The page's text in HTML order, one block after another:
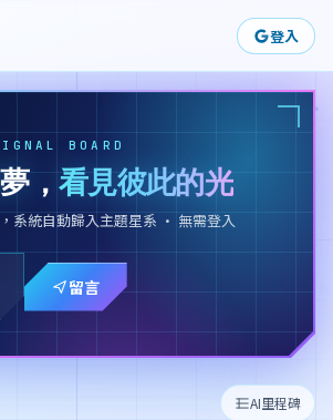
登入
BOARD
，看見彼此的光
系統自動歸入主題星系 · 無需登入
留言
AI里程碑